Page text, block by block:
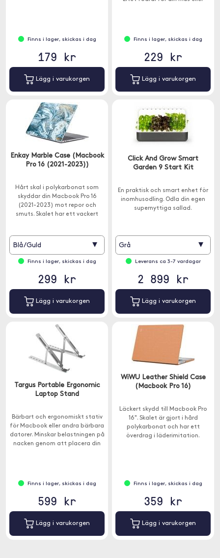
Finns i lager, skickas i dag
179 kr
Lägg i varukorgen
Finns i lager, skickas i dag
229 kr
Lägg i varukorgen
Enkay Marble Case (Macbook
Pro 16 (2021-2023))
Hårt skal i polykarbonat som
skyddar din Macbook Pro 16
(2021-2023) mot repor och
smuts. Skalet har ett vackert
Blå/Guld ▾
Finns i lager, skickas i dag
299 kr
Lägg i varukorgen
Click And Grow Smart
Garden 9 Start Kit
En praktisk och smart enhet för
inomhusodling. Odla din egen
supernyttiga sallad.
Grå ▾
Leverans ca 3-7 vardagar
2 899 kr
Lägg i varukorgen
Targus Portable Ergonomic
Laptop Stand
Bärbart och ergonomiskt stativ
för Macbook eller andra bärbara
datorer. Minskar belastningen på
nacken genom att placera din
Finns i lager, skickas i dag
599 kr
Lägg i varukorgen
WiWU Leather Shield Case
(Macbook Pro 16)
Läckert skydd till Macbook Pro
16". Skalet är gjort i hård
polykarbonat och har ett
överdrag i läderimitation.
Finns i lager, skickas i dag
359 kr
Lägg i varukorgen